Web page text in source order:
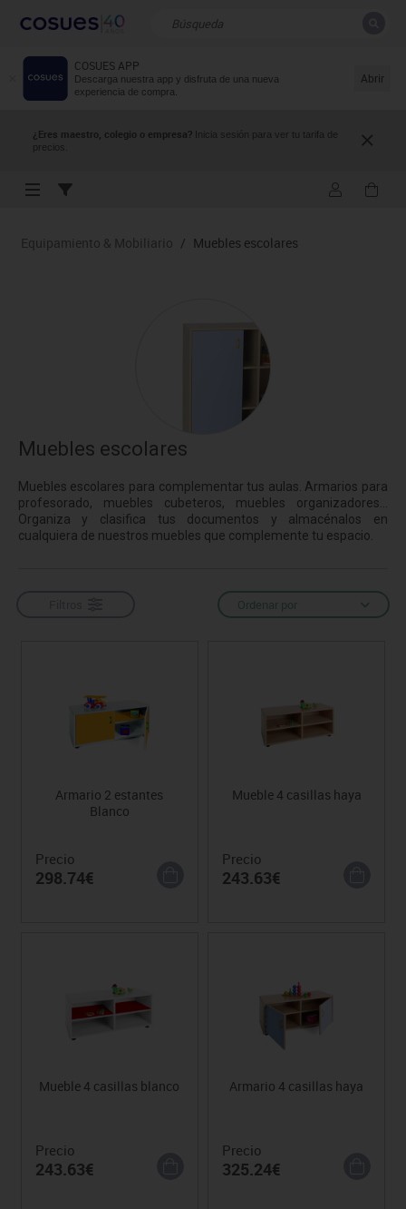
COSUES APP
Descarga nuestra app y disfruta de una nueva
experiencia de compra.
Abrir
¿Eres maestro, colegio o empresa? Inicia sesión para ver tu tarifa de
precios.
Resultados de la búsqueda
Equipamiento & Mobiliario / Muebles escolares
Muebles escolares
Muebles escolares para complementar tus aulas. Armarios para
profesorado, muebles cubeteros, muebles organizadores...
Organiza y clasifica tus documentos y almacénalos en
cualquiera de nuestros muebles que complemente tu espacio.
Ordenar por
Armario 2 estantes
Blanco
Precio
298.74€
Mueble 4 casillas haya
Precio
243.63€
Mueble 4 casillas blanco
Precio
243.63€
Armario 4 casillas haya
Precio
325.24€